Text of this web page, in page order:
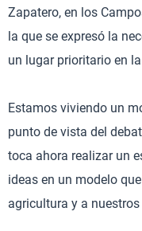
Zapatero, en los
la que se expresó la
un lugar prioritario en
Estamos viviendo un
punto de vista del
toca ahora realizar un
ideas en un modelo
agricultura y a